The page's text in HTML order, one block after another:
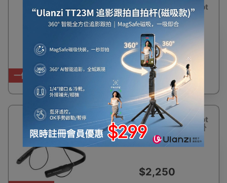
一件免運費
EPOS I SENNHEISER - Adapt
360 無線藍牙 ANC 主動降噪
耳機 頭戴式耳機
$1,850
EPOS I SENNHEISER - Adapt
460T 無線藍牙 入耳式耳機 掛
頸式
$2,250